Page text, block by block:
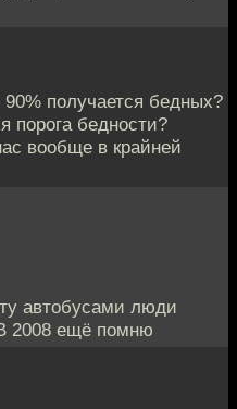
получается бедных?
порога бедности?
вообще в крайней
автобусами люди
2008 ещё помню